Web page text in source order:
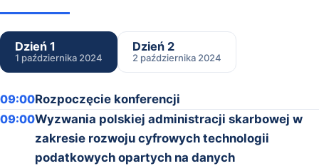
Dzień 1
1 października 2024
Dzień 2
2 października 2024
09:00Rozpoczęcie konferencji
09:00Wyzwania polskiej administracji skarbowej w
zakresie rozwoju cyfrowych technologii
podatkowych opartych na danych